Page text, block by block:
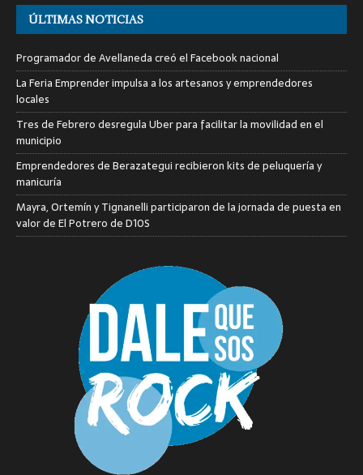
ÚLTIMAS NOTICIAS
Programador de Avellaneda creó el Facebook nacional
La Feria Emprender impulsa a los artesanos y emprendedores
locales
Tres de Febrero desregula Uber para facilitar la movilidad en el
municipio
Emprendedores de Berazategui recibieron kits de peluquería y
manicuría
Mayra, Ortemín y Tignanelli participaron de la jornada de puesta en
valor de El Potrero de D10S